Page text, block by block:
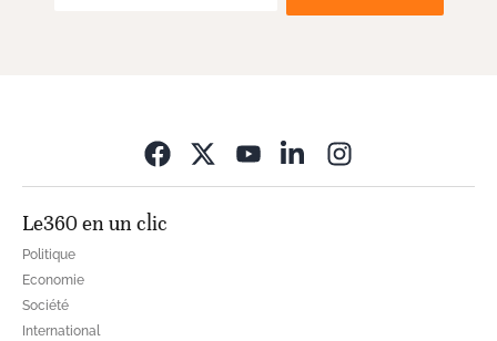
Le360 en un clic
Politique
Economie
Société
International